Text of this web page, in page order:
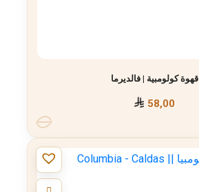
قهوة كولومبية | فالديرما
58,00